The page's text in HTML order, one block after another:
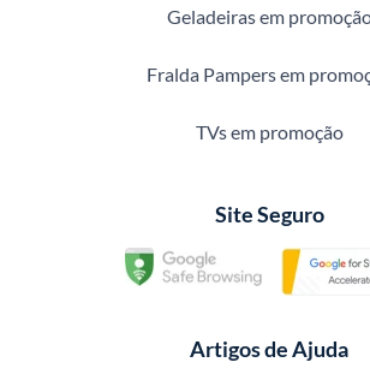
Geladeiras em
Fralda Pampers em
TVs em promoção
Site Seguro
Artigos de Ajuda